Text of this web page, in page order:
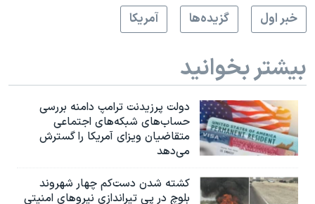
خبر اول
گزيده‌ها آمريکا
بیشتر بخوانید
دولت پرزیدنت ترامپ دامنه بررسی
حساب‌های شبکه‌های اجتماعی
متقاضیان ویزای آمریکا را گسترش
می‌دهد
کشته شدن دست‌کم چهار شهروند
بلوچ در پی تیراندازی نیروهای امنیتی